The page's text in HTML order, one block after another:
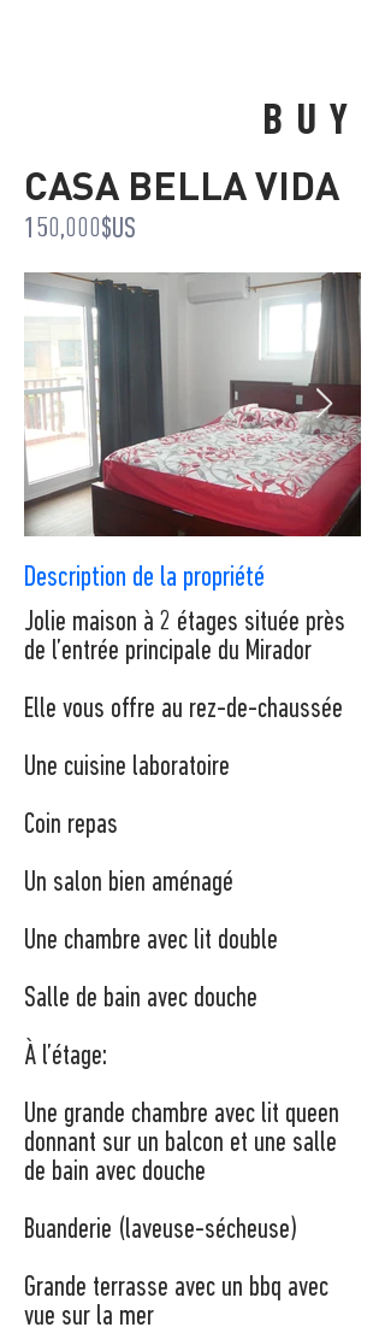
BUY
CASA BELLA VIDA
150,000$US
Description de la propriété
Jolie maison à 2 étages située près
de l’entrée principale du Mirador
Elle vous offre au rez-de-chaussée
Une cuisine laboratoire
Coin repas
Un salon bien aménagé
Une chambre avec lit double
Salle de bain avec douche
À l’étage:
Une grande chambre avec lit queen
donnant sur un balcon et une salle
de bain avec douche
Buanderie (laveuse-sécheuse)
Grande terrasse avec un bbq avec
vue sur la mer